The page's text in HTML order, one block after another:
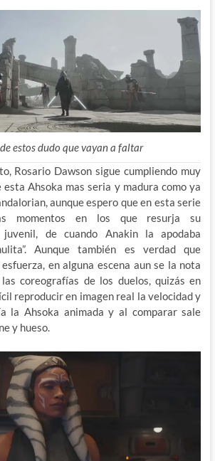
estos dudo que vayan a faltar
Rosario Dawson sigue cumpliendo muy
esta Ahsoka mas seria y madura como ya
aunque espero que en esta serie
momentos en los que resurja su
juvenil, de cuando Anakin la apodaba
Aunque también es verdad que
en alguna escena aun se la nota
coreografías de los duelos, quizás en
reproducir en imagen real la velocidad y
la Ahsoka animada y al comparar sale
y hueso.